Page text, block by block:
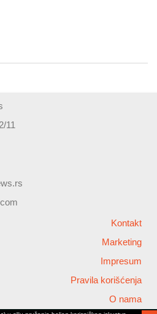
11
Kontakt
Marketing
Impresum
Pravila korišćenja
O nama